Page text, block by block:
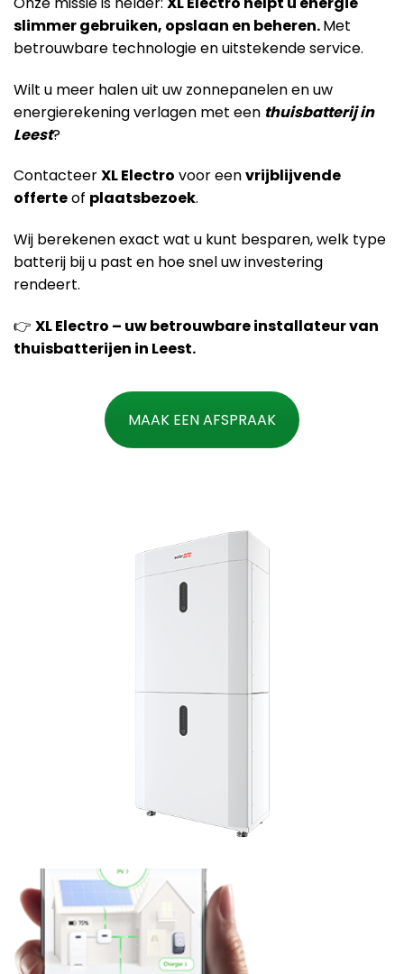
slimmer gebruiken, opslaan en beheren.Met
betrouwbare technologie en uitstekende service.
Wilt u meer halen uit uw zonnepanelen en uw
energierekening verlagen met een thuisbatterij in
Leest?
ContacteerXL Electro voor eenvrijblijvende
offerteof plaatsbezoek.
Wij berekenen exact wat u kunt besparen, welk type
batterij bij u past en hoe snel uw investering
rendeert.
👉 XL Electro – uw betrouwbare installateur van
thuisbatterijen in Leest.
MAAK EEN AFSPRAAK